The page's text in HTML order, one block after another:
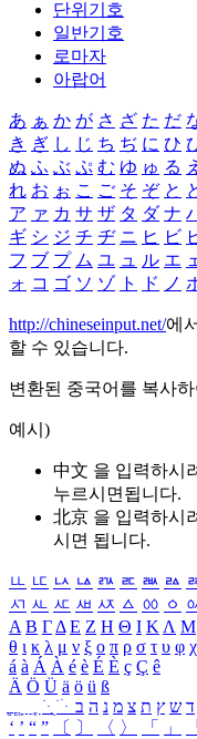
단위기호
일반기호
로마자
아랍어
あ ぁ か が さ ざ た だ
き ぎ し じ ち ぢ に ひ
ぬ ふ ぶ ぷ む ゆ ゅ る え
れ お ぉ こ ご そ ぞ と
ア ァ カ サ ザ タ ダ ナ
ギ シ ジ チ ヂ ニ ヒ ビ
フ ブ プ ム ユ ュ ル エ
ォ コ ゴ ソ ゾ ト ド ノ
http://chineseinput.net/에
할 수 있습니다.
변환된 중국어를 복사
예시)
中文 을 입력하시
누르시면됩니다.
北京 을 입력하시
시면 됩니다.
ㅥ ㅦ ㅧ ㅨ ㅩ ㅪ ㅫ ㅬ
ㅺ ㅻ ㅼ ㅽ ㅾ ㅿ ㆀ ㆁ
Α Β ΓΔ Ε Ζ Η Θ Ι ΚΛ Μ
θ ι κ λ μ ν ξ ο π ρ σ τ υ φ χ
á à Á À é è É È ç Ç ê
Ä Ö Ü ä ö ü ß
ִֶֹ ֻּ ׁׂ ד ש ץ ת צ מ נ ה ב
‘ ’ “ ” 〔 〕 〈 〉 「 」